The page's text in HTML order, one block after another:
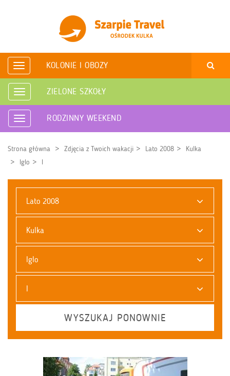
Rozwiń
nawigację
KOLONIE I OBOZY
Rozwiń
nawigację
ZIELONE SZKOŁY
Rozwiń
nawigację
RODZINNY WEEKEND
Strona główna Zdjęcia z Twoich wakacji Lato 2008
Kulka
Iglo
I
Lato 2008
Kulka
Iglo
I
WYSZUKAJ PONOWNIE